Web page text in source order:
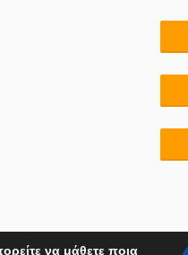
να μάθετε ποια